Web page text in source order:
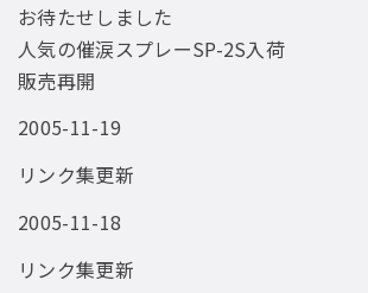
お待たせしました
人気の催涙スプレーSP-2S入荷
販売再開
2005-11-19
リンク集更新
2005-11-18
リンク集更新